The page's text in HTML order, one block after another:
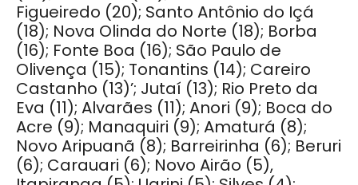
Figueiredo (20); Santo Antônio do Içá
(18); Nova Olinda do Norte (18); Borba
(16); Fonte Boa (16); São Paulo de
Olivença (15); Tonantins (14); Careiro
Castanho (13)’; Jutaí (13); Rio Preto da
Eva (11); Alvarães (11); Anori (9); Boca do
Acre (9); Manaquiri (9); Amaturá (8);
Novo Aripuanã (8); Barreirinha (6); Beruri
(6); Carauari (6); Novo Airão (5),